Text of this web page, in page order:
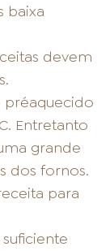
baixa
devem
préaquecido
Entretanto
grande
dos fornos.
para